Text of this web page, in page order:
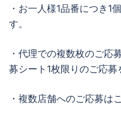
・お一人様1品番につき1
す。
・代理での複数枚のご応
募シート1枚限りのご応募
・複数店舗へのご応募は